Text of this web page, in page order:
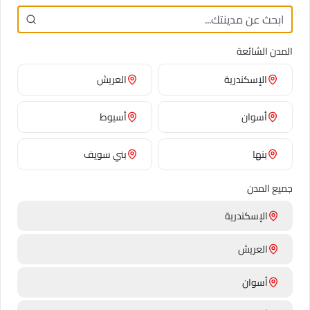
🌱 طريقة العناية
اشتري الفاوانيا في برعم مغلق — بتفضل بتفتح في الفازة، وبتكبر
للضعف في 24–48 ساعة. عمرها بعد ما تفتح: 4–6 أيام.
✨ معلومة طريفة
الفاوانيا هي الزهرة الرسمية لولاية إنديانا (أمريكا) — وكمان
الزهرة الوطنية غير الرسمية للصين، رغم إنها مياقتش معلنة رسمياً.
نوصّل في نفس اليوم لكل أنحاء القاهرة ومصر. ضمان
المدن الشائعة
الإسكندرية
العريش
أسوان أسيوط
بنها
بني سويف
جميع المدن
الإسكندرية
العريش
أسوان